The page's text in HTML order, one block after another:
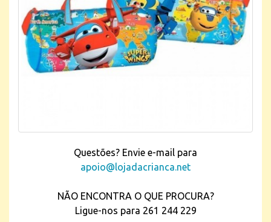
Questões? Envie e-mail para
apoio@lojadacrianca.net
NÃO ENCONTRA O QUE PROCURA?
Ligue-nos para 261 244 229